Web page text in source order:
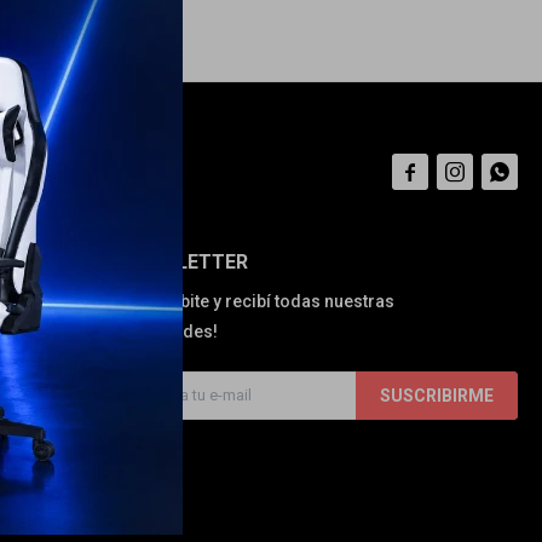
NEWSLETTER
¡Suscribite y recibí todas nuestras
novedades!
SUSCRIBIRME
  